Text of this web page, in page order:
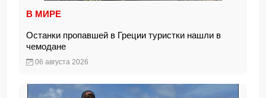
В МИРЕ
Останки пропавшей в Греции туристки нашли в
чемодане
06 августа 2026